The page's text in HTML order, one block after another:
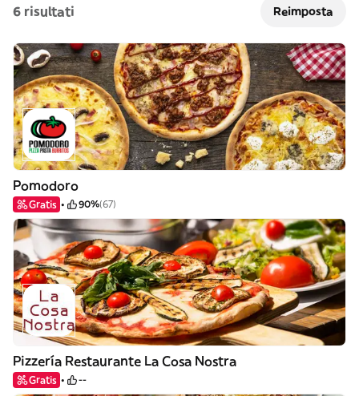
6 risultati Reimposta
Pomodoro
Gratis 90%(67)
Pizzería Restaurante La Cosa Nostra
Gratis --